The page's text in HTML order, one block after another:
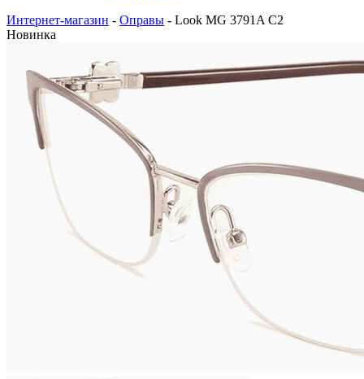
Интернет-магазин - Оправы - Look MG 3791A C2
Новинка